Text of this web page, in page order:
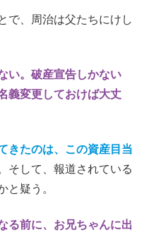
で、周治は父たちにけし
い。破産宣告しかない
義変更しておけば大丈
きたのは、この資産目当
そして、報道されている
と疑う。
る前に、お兄ちゃんに出